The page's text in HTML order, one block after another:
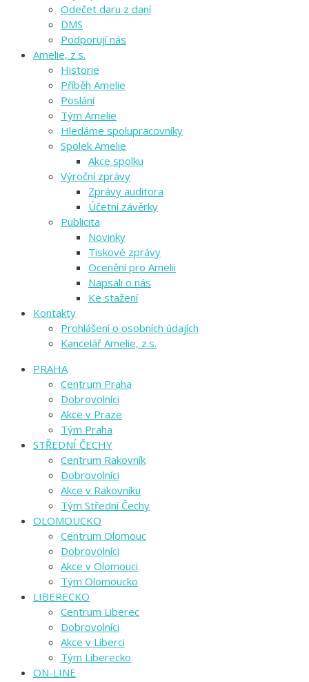
Odečet daru z daní
DMS
Podporují nás
Amelie, z.s.
Historie
Příběh Amelie
Poslání
Tým Amelie
Hledáme spolupracovníky
Spolek Amelie
Akce spolku
Výroční zprávy
Zprávy auditora
Účetní závěrky
Publicita
Novinky
Tiskové zprávy
Ocenění pro Amelii
Napsali o nás
Ke stažení
Kontakty
Prohlášení o osobních údajích
Kancelář Amelie, z.s.
PRAHA
Centrum Praha
Dobrovolníci
Akce v Praze
Tým Praha
STŘEDNÍ ČECHY
Centrum Rakovník
Dobrovolníci
Akce v Rakovníku
Tým Střední Čechy
OLOMOUCKO
Centrum Olomouc
Dobrovolníci
Akce v Olomouci
Tým Olomoucko
LIBERECKO
Centrum Liberec
Dobrovolníci
Akce v Liberci
Tým Liberecko
ON-LINE